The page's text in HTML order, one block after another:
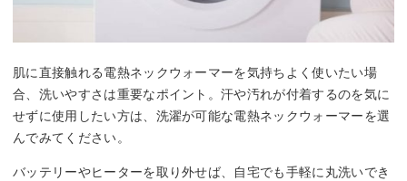
肌に直接触れる電熱ネックウォーマーを気持ちよく使いたい場
合、洗いやすさは重要なポイント。汗や汚れが付着するのを気に
せずに使用したい方は、洗濯が可能な電熱ネックウォーマーを選
んでみてください。
バッテリーやヒーターを取り外せば、自宅でも手軽に丸洗いでき